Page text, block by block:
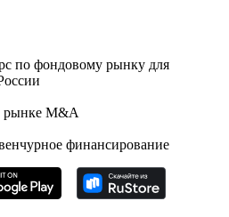
по фондовому рынку для
рынке M&A
финансирование